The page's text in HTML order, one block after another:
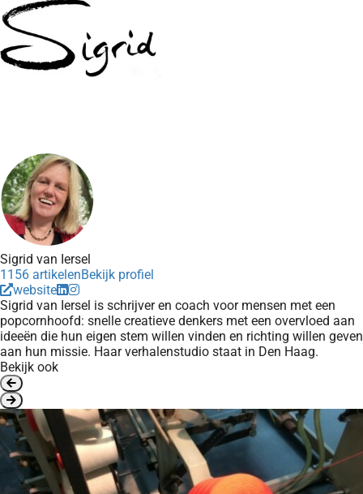
Sigrid van Iersel
1156 artikelenBekijk profiel
website
Sigrid van Iersel is schrijver en coach voor mensen met een
popcornhoofd: snelle creatieve denkers met een overvloed aan
ideeën die hun eigen stem willen vinden en richting willen geven
aan hun missie. Haar verhalenstudio staat in Den Haag.
Bekijk ook